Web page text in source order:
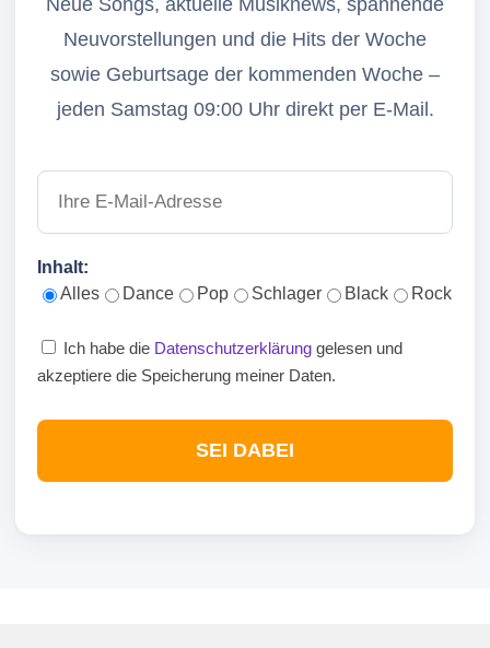
Neuvorstellungen und die Hits der Woche
sowie Geburtsage der kommenden Woche –
jeden Samstag 09:00 Uhr direkt per E-Mail.
Inhalt:
Alles
Dance Pop Schlager Black Rock
Ich habe die Datenschutzerklärung gelesen und
akzeptiere die Speicherung meiner Daten.
SEI DABEI